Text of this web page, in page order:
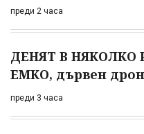
преди 2 часа
ДЕНЯТ В НЯКОЛКО
ЕМКО, дървен
преди 3 часа